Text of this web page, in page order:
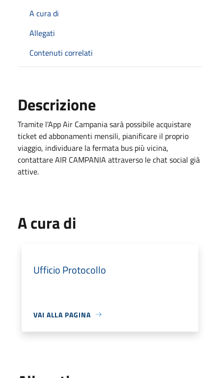
A cura di
Allegati
Contenuti correlati
Descrizione
Tramite l'App Air Campania sarà possibile acquistare
ticket ed abbonamenti mensili, pianificare il proprio
viaggio, individuare la fermata bus più vicina,
contattare AIR CAMPANIA attraverso le chat social già
attive.
A cura di
Ufficio Protocollo
VAI ALLA PAGINA